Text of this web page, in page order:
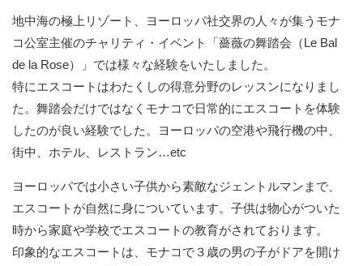
地中海の極上リゾート、ヨーロッパ社交界の人々が集うモナ
コ公室主催のチャリティ・イベント「薔薇の舞踏会（Le Bal
de la Rose）」では様々な経験をいたしました。
特にエスコートはわたくしの得意分野のレッスンになりまし
た。舞踏会だけではなくモナコで日常的にエスコートを体験
したのが良い経験でした。ヨーロッパの空港や飛行機の中、
街中、ホテル、レストラン…etc
ヨーロッパでは小さい子供から素敵なジェントルマンまで、
エスコートが自然に身についています。子供は物心がついた
時から家庭や学校でエスコートの教育がされております。
印象的なエスコートは、モナコで３歳の男の子がドアを開け